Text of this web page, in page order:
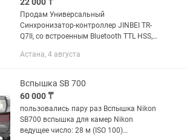
Продам Универсальный
Синхронизатор-контроллер JINBEI TR-
Q7II, со встроенным Bluetooth TTL HSS,
количестве - 1 штука Контроллер
Астана, 4 августа
Вспышка SB 700
60 000 ₸
пользовались пару раз Вспышка Nikon
SB700 вспышка для камер Nikon
ведущее число: 28 м (ISO 100)